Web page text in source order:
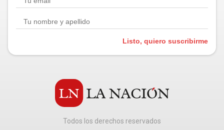
Listo, quiero suscribirme
Todos los derechos reservados